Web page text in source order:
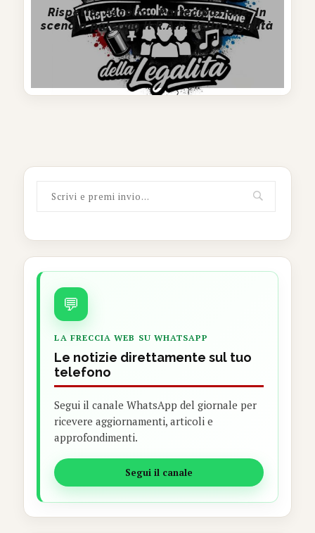
Rispetto, Ascolto , Partecipazione. In
scena a palermo Il R.A.P. della legalità
💬
LA FRECCIA WEB SU WHATSAPP
Le notizie direttamente sul tuo
telefono
Segui il canale WhatsApp del giornale per
ricevere aggiornamenti, articoli e
approfondimenti.
Segui il canale